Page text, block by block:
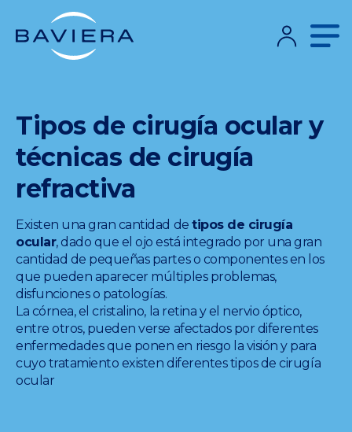
Tipos de cirugía ocular y
técnicas de cirugía
refractiva
Existen una gran cantidad detipos de cirugía
ocular, dado que el ojo está integrado por una gran
cantidad de pequeñas partes o componentes en los
que pueden aparecer múltiples problemas,
disfunciones o patologías.
La córnea, el cristalino, la retina y el nervio óptico,
entre otros, pueden verse afectados por diferentes
enfermedades que ponen en riesgo la visión y para
cuyo tratamiento existen diferentes tipos de cirugía
ocular